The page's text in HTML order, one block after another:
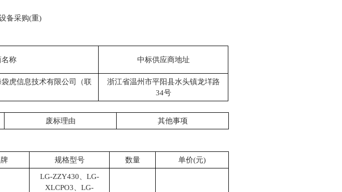
备采购(重)
称 中标供应商地址
虎信息技术有限公司（联
浙江省温州市平阳县水头镇龙垟路
34号
废标理由
其他事项
规格型号 数量 单价(元)
LG-ZZY430、LG-
XLCPO3、LG-